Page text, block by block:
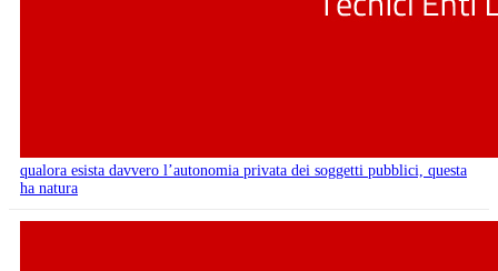
qualora esista davvero l’autonomia privata dei soggetti pubblici, questa
ha natura